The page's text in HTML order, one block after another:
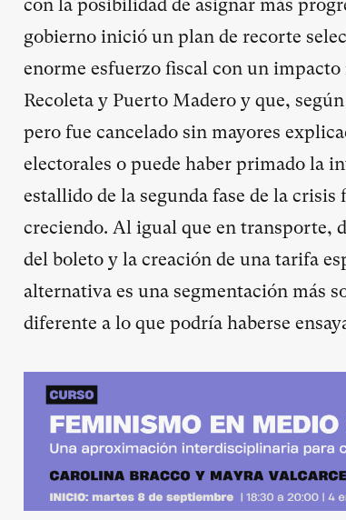
con la posibilidad de asignar más
gobierno inició un plan de recorte
enorme esfuerzo fiscal con un
Recoleta y Puerto Madero y que,
pero fue cancelado sin mayores
electorales o puede haber primado la
estallido de la segunda fase de la
creciendo. Al igual que en transporte,
del boleto y la creación de una tarifa
alternativa es una segmentación más
diferente a lo que podría haberse